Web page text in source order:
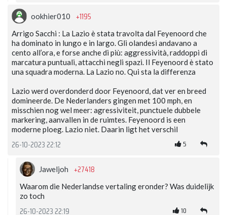
ookhier010 +1195
Arrigo Sacchi : La Lazio è stata travolta dal Feyenoord che
ha dominato in lungo e in largo. Gli olandesi andavano a
cento all’ora, e forse anche di più: aggressività, raddoppi di
marcatura puntuali, attacchi negli spazi. Il Feyenoord è stato
una squadra moderna. La Lazio no. Qui sta la differenza
Lazio werd overdonderd door Feyenoord, dat ver en breed
domineerde. De Nederlanders gingen met 100 mph, en
misschien nog wel meer: agressiviteit, punctuele dubbele
markering, aanvallen in de ruimtes. Feyenoord is een
moderne ploeg. Lazio niet. Daarin ligt het verschil
26-10-2023 22:12 5
Jaweljoh +27418
Waarom die Nederlandse vertaling eronder? Was duidelijk
zo toch
26-10-2023 22:19 10